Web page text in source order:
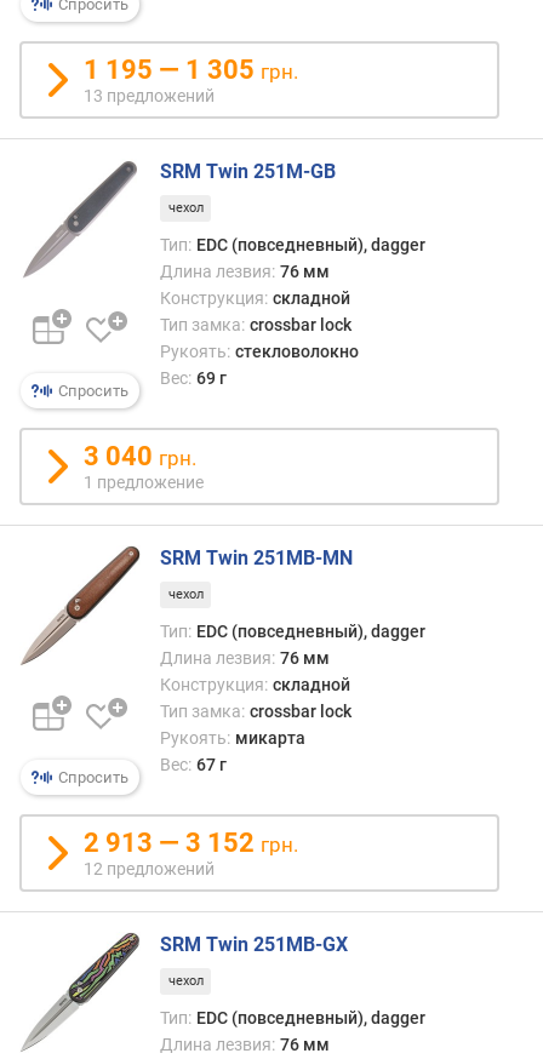
C
)
д
л
л
е
и
я
м
м
)
т
о
и
н
е
з
и
м
м
)
с
(
Спросить
1 195 — 1 305 грн.
13 предложений
Спросить
SRM Twin 251M-GB
чехол
Тип: EDC (повседневный), dagger
Длина лезвия: 76 мм
Конструкция: складной
Тип замка: crossbar lock
Рукоять: стекловолокно
Вес: 69 г
3 040 грн.
1 предложение
Спросить
SRM Twin 251MB-MN
чехол
Тип: EDC (повседневный), dagger
Длина лезвия: 76 мм
Конструкция: складной
Тип замка: crossbar lock
Рукоять: микарта
Вес: 67 г
2 913 — 3 152 грн.
12 предложений
SRM Twin 251MB-GX
чехол
Тип: EDC (повседневный), dagger
Длина лезвия: 76 мм